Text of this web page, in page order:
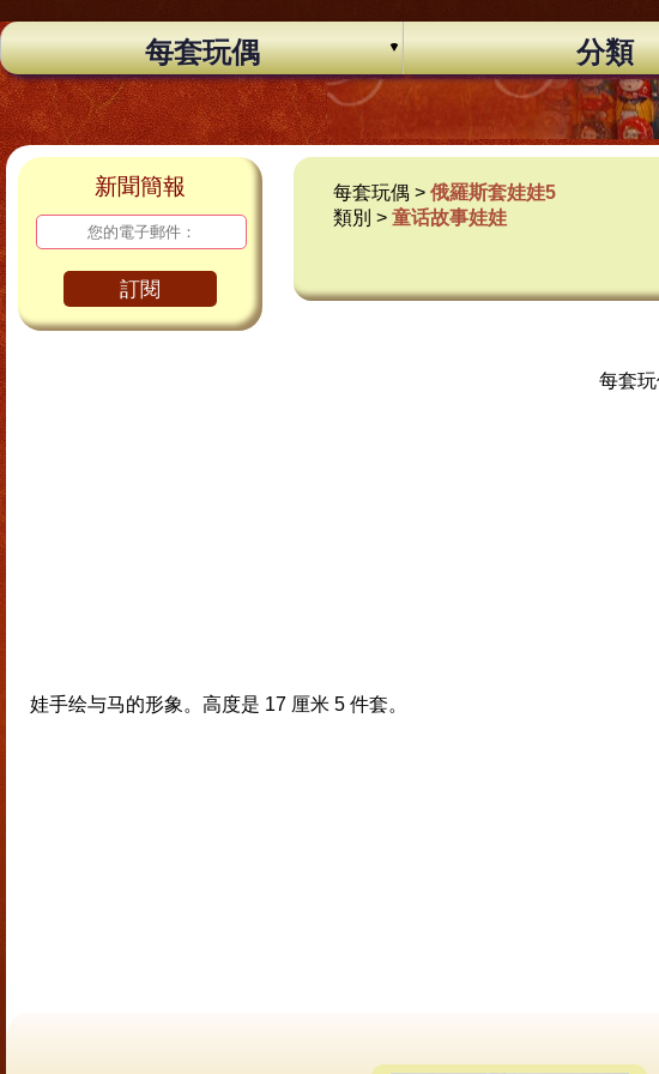
每套玩偶 分類
新聞簡報
訂閱
每套玩偶 >俄羅斯套娃娃5
類別 >童话故事娃娃
每套玩
娃手绘与马的形象。高度是 17 厘米 5 件套。